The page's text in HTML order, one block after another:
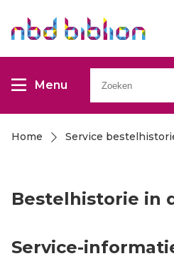
en
naar
de
en
naar
de
Menu
Home Service
Bestelhistorie in
Service-